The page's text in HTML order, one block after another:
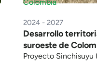
Colombia
2024 - 2027
Desarrollo
suroeste de
Proyecto